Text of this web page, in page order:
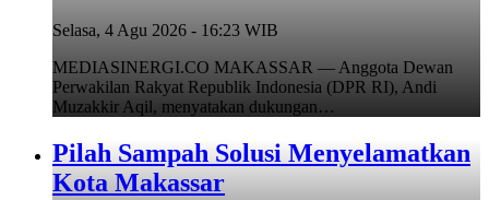
Selasa, 4 Agu 2026 - 16:23 WIB
MEDIASINERGI.CO MAKASSAR — Anggota Dewan
Perwakilan Rakyat Republik Indonesia (DPR RI), Andi
Muzakkir Aqil, menyatakan dukungan…
Pilah Sampah Solusi Menyelamatkan
Kota Makassar